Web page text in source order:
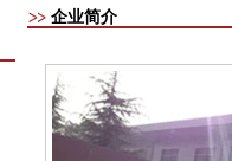
企业简介